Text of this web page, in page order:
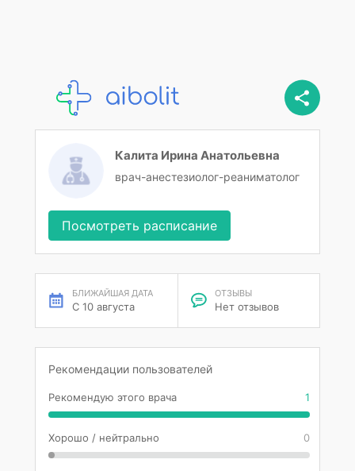
Калита Ирина Анатольевна
врач-анестезиолог-реаниматолог
Посмотреть расписание
БЛИЖАЙШАЯ ДАТА
С 10 августа
ОТЗЫВЫ
Нет отзывов
Рекомендации пользователей
Рекомендую этого врача 1
Хорошо / нейтрально 0